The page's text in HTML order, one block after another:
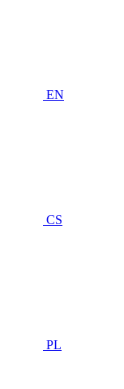
EN
CS
PL